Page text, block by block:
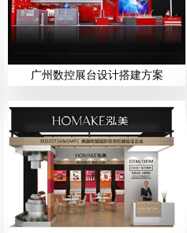
广州数控展台设计搭建方案